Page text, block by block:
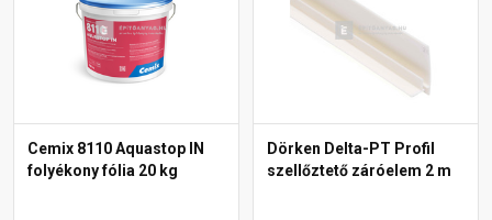
Cemix 8110 Aquastop IN
folyékony fólia 20 kg
Dörken Delta-PT Profil
szellőztető záróelem 2 m